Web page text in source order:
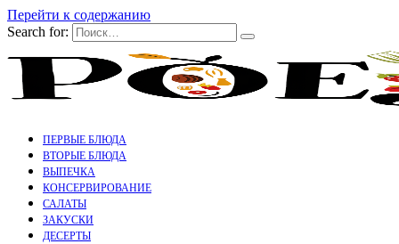
Перейти к содержанию
Search for:
ПЕРВЫЕ БЛЮДА
ВТОРЫЕ БЛЮДА
ВЫПЕЧКА
КОНСЕРВИРОВАНИЕ
САЛАТЫ
ЗАКУСКИ
ДЕСЕРТЫ